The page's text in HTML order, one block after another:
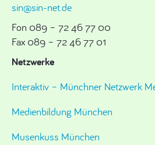
sin@sin-net.de
Fon 089 – 72 46 77 00
Fax 089 – 72 46 77 01
Netzwerke
Interaktiv – Münchner Netzwerk
Medienbildung München
Musenkuss München